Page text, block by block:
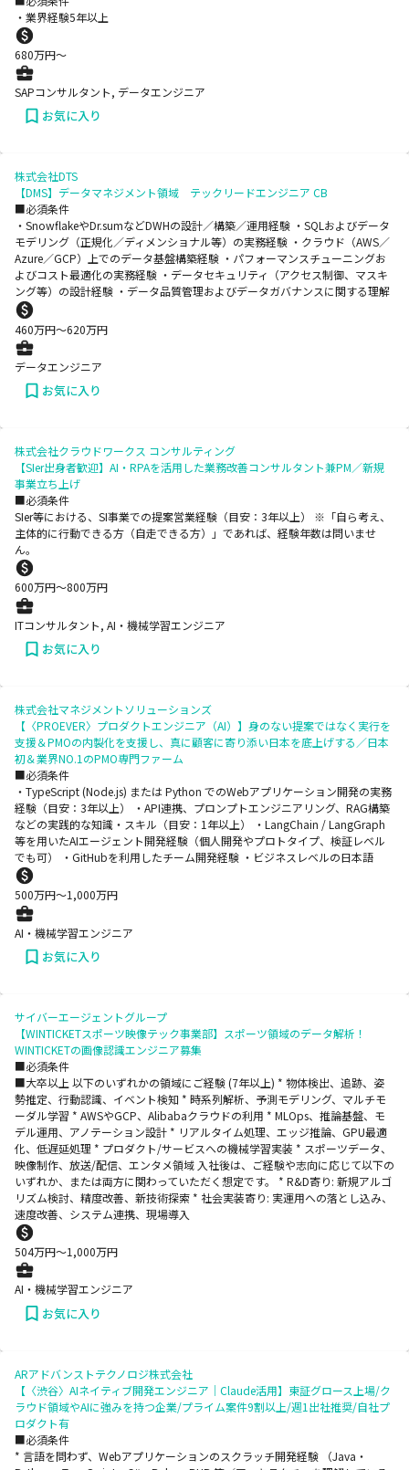
・業界経験5年以上
680万円〜
SAPコンサルタント, データエンジニア
お気に入り
株式会社DTS
【DMS】データマネジメント領域 テックリードエンジニア CB
■必須条件
・SnowflakeやDr.sumなどDWHの設計／構築／運用経験 ・SQLおよびデータ
モデリング（正規化／ディメンショナル等）の実務経験 ・クラウド（AWS／
Azure／GCP）上でのデータ基盤構築経験 ・パフォーマンスチューニングお
よびコスト最適化の実務経験 ・データセキュリティ（アクセス制御、マスキ
ング等）の設計経験 ・データ品質管理およびデータガバナンスに関する理解
460万円〜620万円
データエンジニア
お気に入り
株式会社クラウドワークス コンサルティング
【SIer出身者歓迎】AI・RPAを活用した業務改善コンサルタント兼PM／新規
事業立ち上げ
■必須条件
SIer等における、SI事業での提案営業経験（目安：3年以上） ※「自ら考え、
主体的に行動できる方（自走できる方）」であれば、経験年数は問いませ
ん。
600万円〜800万円
ITコンサルタント, AI・機械学習エンジニア
お気に入り
株式会社マネジメントソリューションズ
【〈PROEVER〉プロダクトエンジニア（AI）】身のない提案ではなく実行を
支援＆PMOの内製化を支援し、真に顧客に寄り添い日本を底上げする／日本
初＆業界NO.1のPMO専門ファーム
■必須条件
・TypeScript (Node.js) または Python でのWebアプリケーション開発の実務
経験（目安：3年以上） ・API連携、プロンプトエンジニアリング、RAG構築
などの実践的な知識・スキル（目安：1年以上） ・LangChain / LangGraph
等を用いたAIエージェント開発経験（個人開発やプロトタイプ、検証レベル
でも可） ・GitHubを利用したチーム開発経験 ・ビジネスレベルの日本語
500万円〜1,000万円
AI・機械学習エンジニア
お気に入り
サイバーエージェントグループ
【WINTICKETスポーツ映像テック事業部】スポーツ領域のデータ解析！
WINTICKETの画像認識エンジニア募集
■必須条件
■大卒以上 以下のいずれかの領域にご経験 (7年以上) * 物体検出、追跡、姿
勢推定、行動認識、イベント検知 * 時系列解析、予測モデリング、マルチモ
ーダル学習 * AWSやGCP、Alibabaクラウドの利用 * MLOps、推論基盤、モ
デル運用、アノテーション設計 * リアルタイム処理、エッジ推論、GPU最適
化、低遅延処理 * プロダクト/サービスへの機械学習実装 * スポーツデータ、
映像制作、放送/配信、エンタメ領域 入社後は、ご経験や志向に応じて以下の
いずれか、または両方に関わっていただく想定です。 * R&D寄り: 新規アルゴ
リズム検討、精度改善、新技術探索 * 社会実装寄り: 実運用への落とし込み、
速度改善、システム連携、現場導入
504万円〜1,000万円
AI・機械学習エンジニア
お気に入り
ARアドバンストテクノロジ株式会社
【〈渋谷〉AIネイティブ開発エンジニア｜Claude活用】東証グロース上場/ク
ラウド領域やAIに強みを持つ企業/プライム案件9割以上/週1出社推奨/自社プ
ロダクト有
■必須条件
* 言語を問わず、Webアプリケーションのスクラッチ開発経験 （Java・